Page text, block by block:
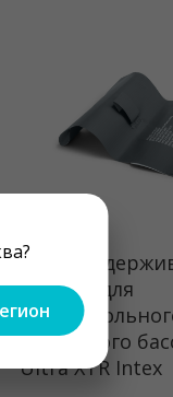
10938A
ремень для
каркасного
Ultra XTR Intex